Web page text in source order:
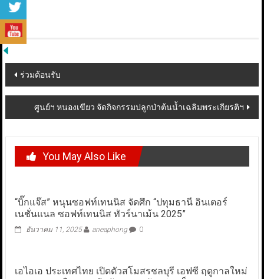
Post
navigation
ร่วมต้อนรับ
ศูนย์ฯ หนองเขียว จัดกิจกรรมปลูกป่าต้นน้ำเฉลิมพระเกียรติฯ
You May Also Like
“บิ๊กแจ๊ส” หนุนซอฟท์เทนนิส จัดศึก “ปทุมธานี อินเตอร์
เนชั่นแนล ซอฟท์เทนนิส ทัวร์นาเม้น 2025”
ธันวาคม 11, 2025 aneaphong 0
เอไอเอ ประเทศไทย เปิดตัวสโมสรชลบุรี เอฟซี ฤดูกาลใหม่